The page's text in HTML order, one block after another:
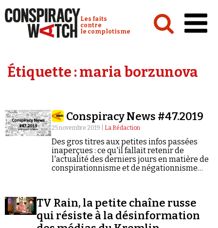
Conspiracy Watch :
Les faits
contre
le complotisme
Analyses
Vidéos
Revues de presse
Newsletter
Étiquette :maria borzunova
Conspiracy News #47.2019
25 novembre 2019 | La Rédaction
Des gros titres aux petites infos passées
inaperçues : ce qu'il fallait retenir de
l'actualité des derniers jours en matière de
conspirationnisme et de négationnisme
TV Rain, la petite chaîne russe
qui résiste à la désinformation